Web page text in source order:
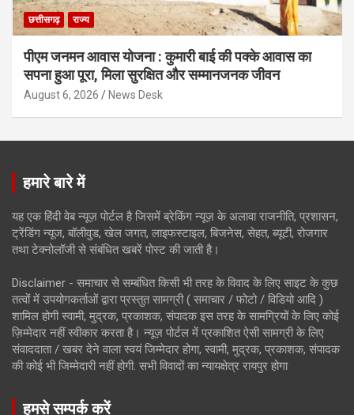
छत्तीसगढ़ राज्य
पीएम जनमन आवास योजना : कुमारी बाई की पक्के आवास का
सपना हुआ पूरा, मिला सुरक्षित और सम्मानजनक जीवन
August 6, 2026 News Desk
हमारे बारे में
यह एक हिंदी वेब न्यूज़ पोर्टल है जिसमें ब्रेकिंग न्यूज़ के अलावा राजनीति, प्रशासन,
ट्रेंडिंग न्यूज, बॉलीवुड, खेल जगत, लाइफस्टाइल, बिजनेस, सेहत, ब्यूटी, रोजगार
तथा टेक्नोलॉजी से संबंधित खबरें पोस्ट की जाती है।
Disclaimer - समाचार से सम्बंधित किसी भी तरह के विवाद के लिए साइट के कुछ
तत्वों में उपयोगकर्ताओं द्वारा प्रस्तुत सामग्री ( समाचार / फोटो / विडियो आदि )
शामिल होगी स्वामी, मुद्रक, प्रकाशक, संपादक इस तरह के सामग्रियों के लिए कोई
ज़िम्मेदार नहीं स्वीकार करता है। न्यूज़ पोर्टल में प्रकाशित ऐसी सामग्री के लिए
संवाददाता / खबर देने वाला स्वयं जिम्मेदार होगा, स्वामी, मुद्रक, प्रकाशक, संपादक
की कोई भी जिम्मेदारी नहीं होगी. सभी विवादों का न्यायक्षेत्र रायपुर होगा
हमसे सम्पर्क करें